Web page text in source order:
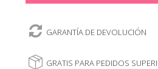
GARANTÍA DE DEVOLUCIÓN
GRATIS PARA PEDIDOS